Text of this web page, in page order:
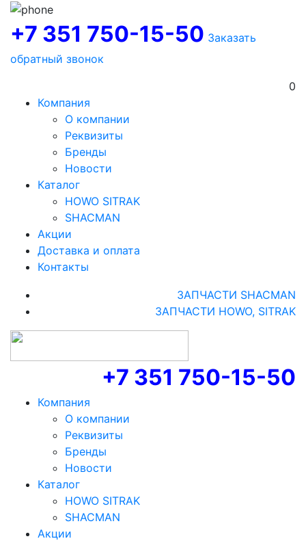
+7 351 750-15-50 Заказать
обратный звонок
0
Компания
О компании
Реквизиты
Бренды
Новости
Каталог
HOWO SITRAK
SHACMAN
Акции
Доставка и оплата
Контакты
ЗАПЧАСТИ SHACMAN
ЗАПЧАСТИ HOWO, SITRAK
+7 351 750-15-50
Компания
О компании
Реквизиты
Бренды
Новости
Каталог
HOWO SITRAK
SHACMAN
Акции